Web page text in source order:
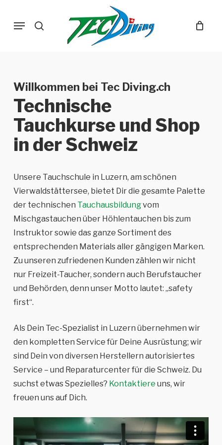
search
Menu
Willkommen bei Tec Diving.ch
Technische
Tauchkurse und Shop
in der Schweiz
Unsere Tauchschule in Luzern, am schönen
Vierwaldstättersee, bietet Dir die gesamte Palette
der technischen Tauchausbildungvom
Mischgastauchen über Höhlentauchen bis zum
Instruktor sowie das ganze Sortiment des
entsprechenden Materials aller gängigen Marken.
Zu unseren zufriedenen Kunden zählen wir nicht
nur Freizeit-Taucher, sondern auch Berufstaucher
und Behörden, denn unser Motto lautet: „safety
first“.
Als Dein Tec-Spezialist in Luzern übernehmen wir
den kompletten Service für Deine Ausrüstung; wir
sind Dein von diversen Herstellern autorisiertes
Service – und Reparaturcenter für die Schweiz. Du
suchst etwas Spezielles? Kontaktiere uns, wir
freuen uns auf Dich.